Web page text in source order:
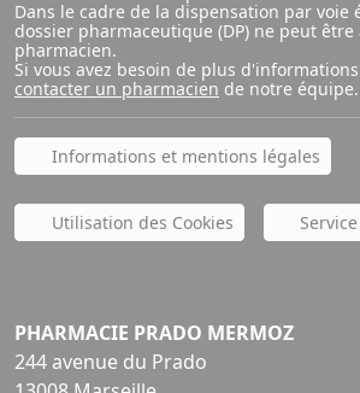
Dans le cadre de la dispensation par voie
dossier pharmaceutique (DP) ne peut
pharmacien.
Si vous avez besoin de plus
contacter un pharmacien de notre équipe.
Informations et mentions légales
Utilisation des Cookies
PHARMACIE PRADO MERMOZ
244 avenue du Prado